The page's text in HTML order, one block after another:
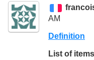
AM
Definition
List of